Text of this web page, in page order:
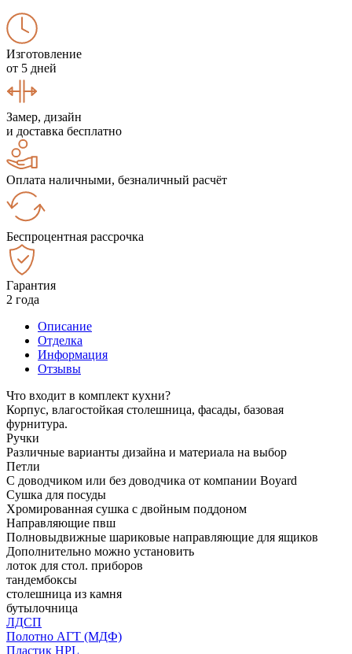
Изготовление
от 5 дней
Замер, дизайн
и доставка бесплатно
Оплата наличными, безналичный расчёт
Беспроцентная рассрочка
Гарантия
2 года
Описание
Отделка
Информация
Отзывы
Что входит в комплект кухни?
Корпус, влагостойкая столешница, фасады, базовая
фурнитура.
Ручки
Различные варианты дизайна и материала на выбор
Петли
С доводчиком или без доводчика от компании Boyard
Сушка для посуды
Хромированная сушка с двойным поддоном
Направляющие пвш
Полновыдвижные шариковые направляющие для ящиков
Дополнительно можно установить
лоток для стол. приборов
тандембоксы
столешница из камня
бутылочница
ЛДСП
Полотно АГТ (МДФ)
Пластик HPL